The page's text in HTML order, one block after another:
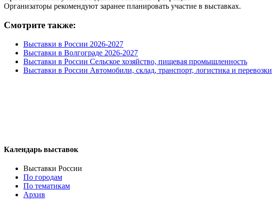
Организаторы рекомендуют заранее планировать участие в выставках.
Смотрите также:
Выставки в России 2026-2027
Выставки в Волгограде 2026-2027
Выставки в России Сельское хозяйство, пищевая промышленность
Выставки в России Автомобили, склад, транспорт, логистика и перевозки
Календарь выставок
Выставки России
По городам
По тематикам
Архив